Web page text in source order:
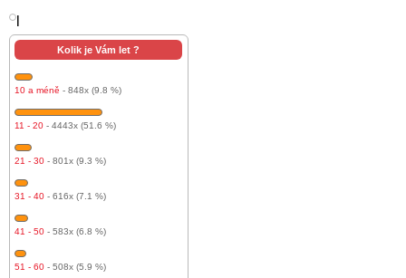
Kolik je Vám let ?
10 a méně - 848x (9.8 %)
11 - 20 - 4443x (51.6 %)
21 - 30 - 801x (9.3 %)
31 - 40 - 616x (7.1 %)
41 - 50 - 583x (6.8 %)
51 - 60 - 508x (5.9 %)